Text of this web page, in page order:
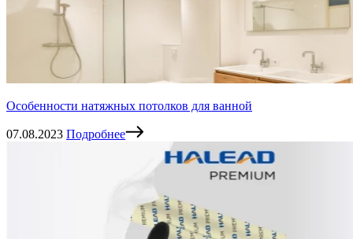
Особенности натяжных потолков для ванной
07.08.2023 Подробнее